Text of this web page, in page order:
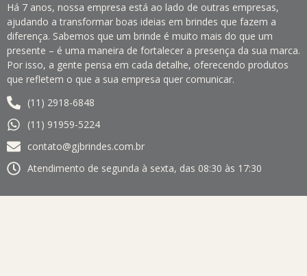
Há 7 anos, nossa empresa está ao lado de outras empresas,
ajudando a transformar boas ideias em brindes que fazem a
diferença. Sabemos que um brinde é muito mais do que um
presente – é uma maneira de fortalecer a presença da sua marca.
Por isso, a gente pensa em cada detalhe, oferecendo produtos
que refletem o que a sua empresa quer comunicar.
(11) 2918-6848
(11) 91959-5224
contato@gjbrindes.com.br
Atendimento de segunda à sexta, das 08:30 às 17:30